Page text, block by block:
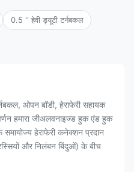
0.5 '' हेवी ड्यूटी टर्नबकल
ओपन बॉडी, हेराफेरी सहायक
हमारा जीअलवनाइज्ड हुक एंड हुक
समायोज्य हेराफेरी कनेक्शन प्रदान
और निलंबन बिंदुओं) के बीच